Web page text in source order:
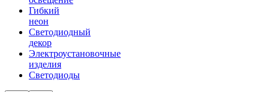
Гибкий
неон
Светодиодный
декор
Электроустановочные
изделия
Светодиоды